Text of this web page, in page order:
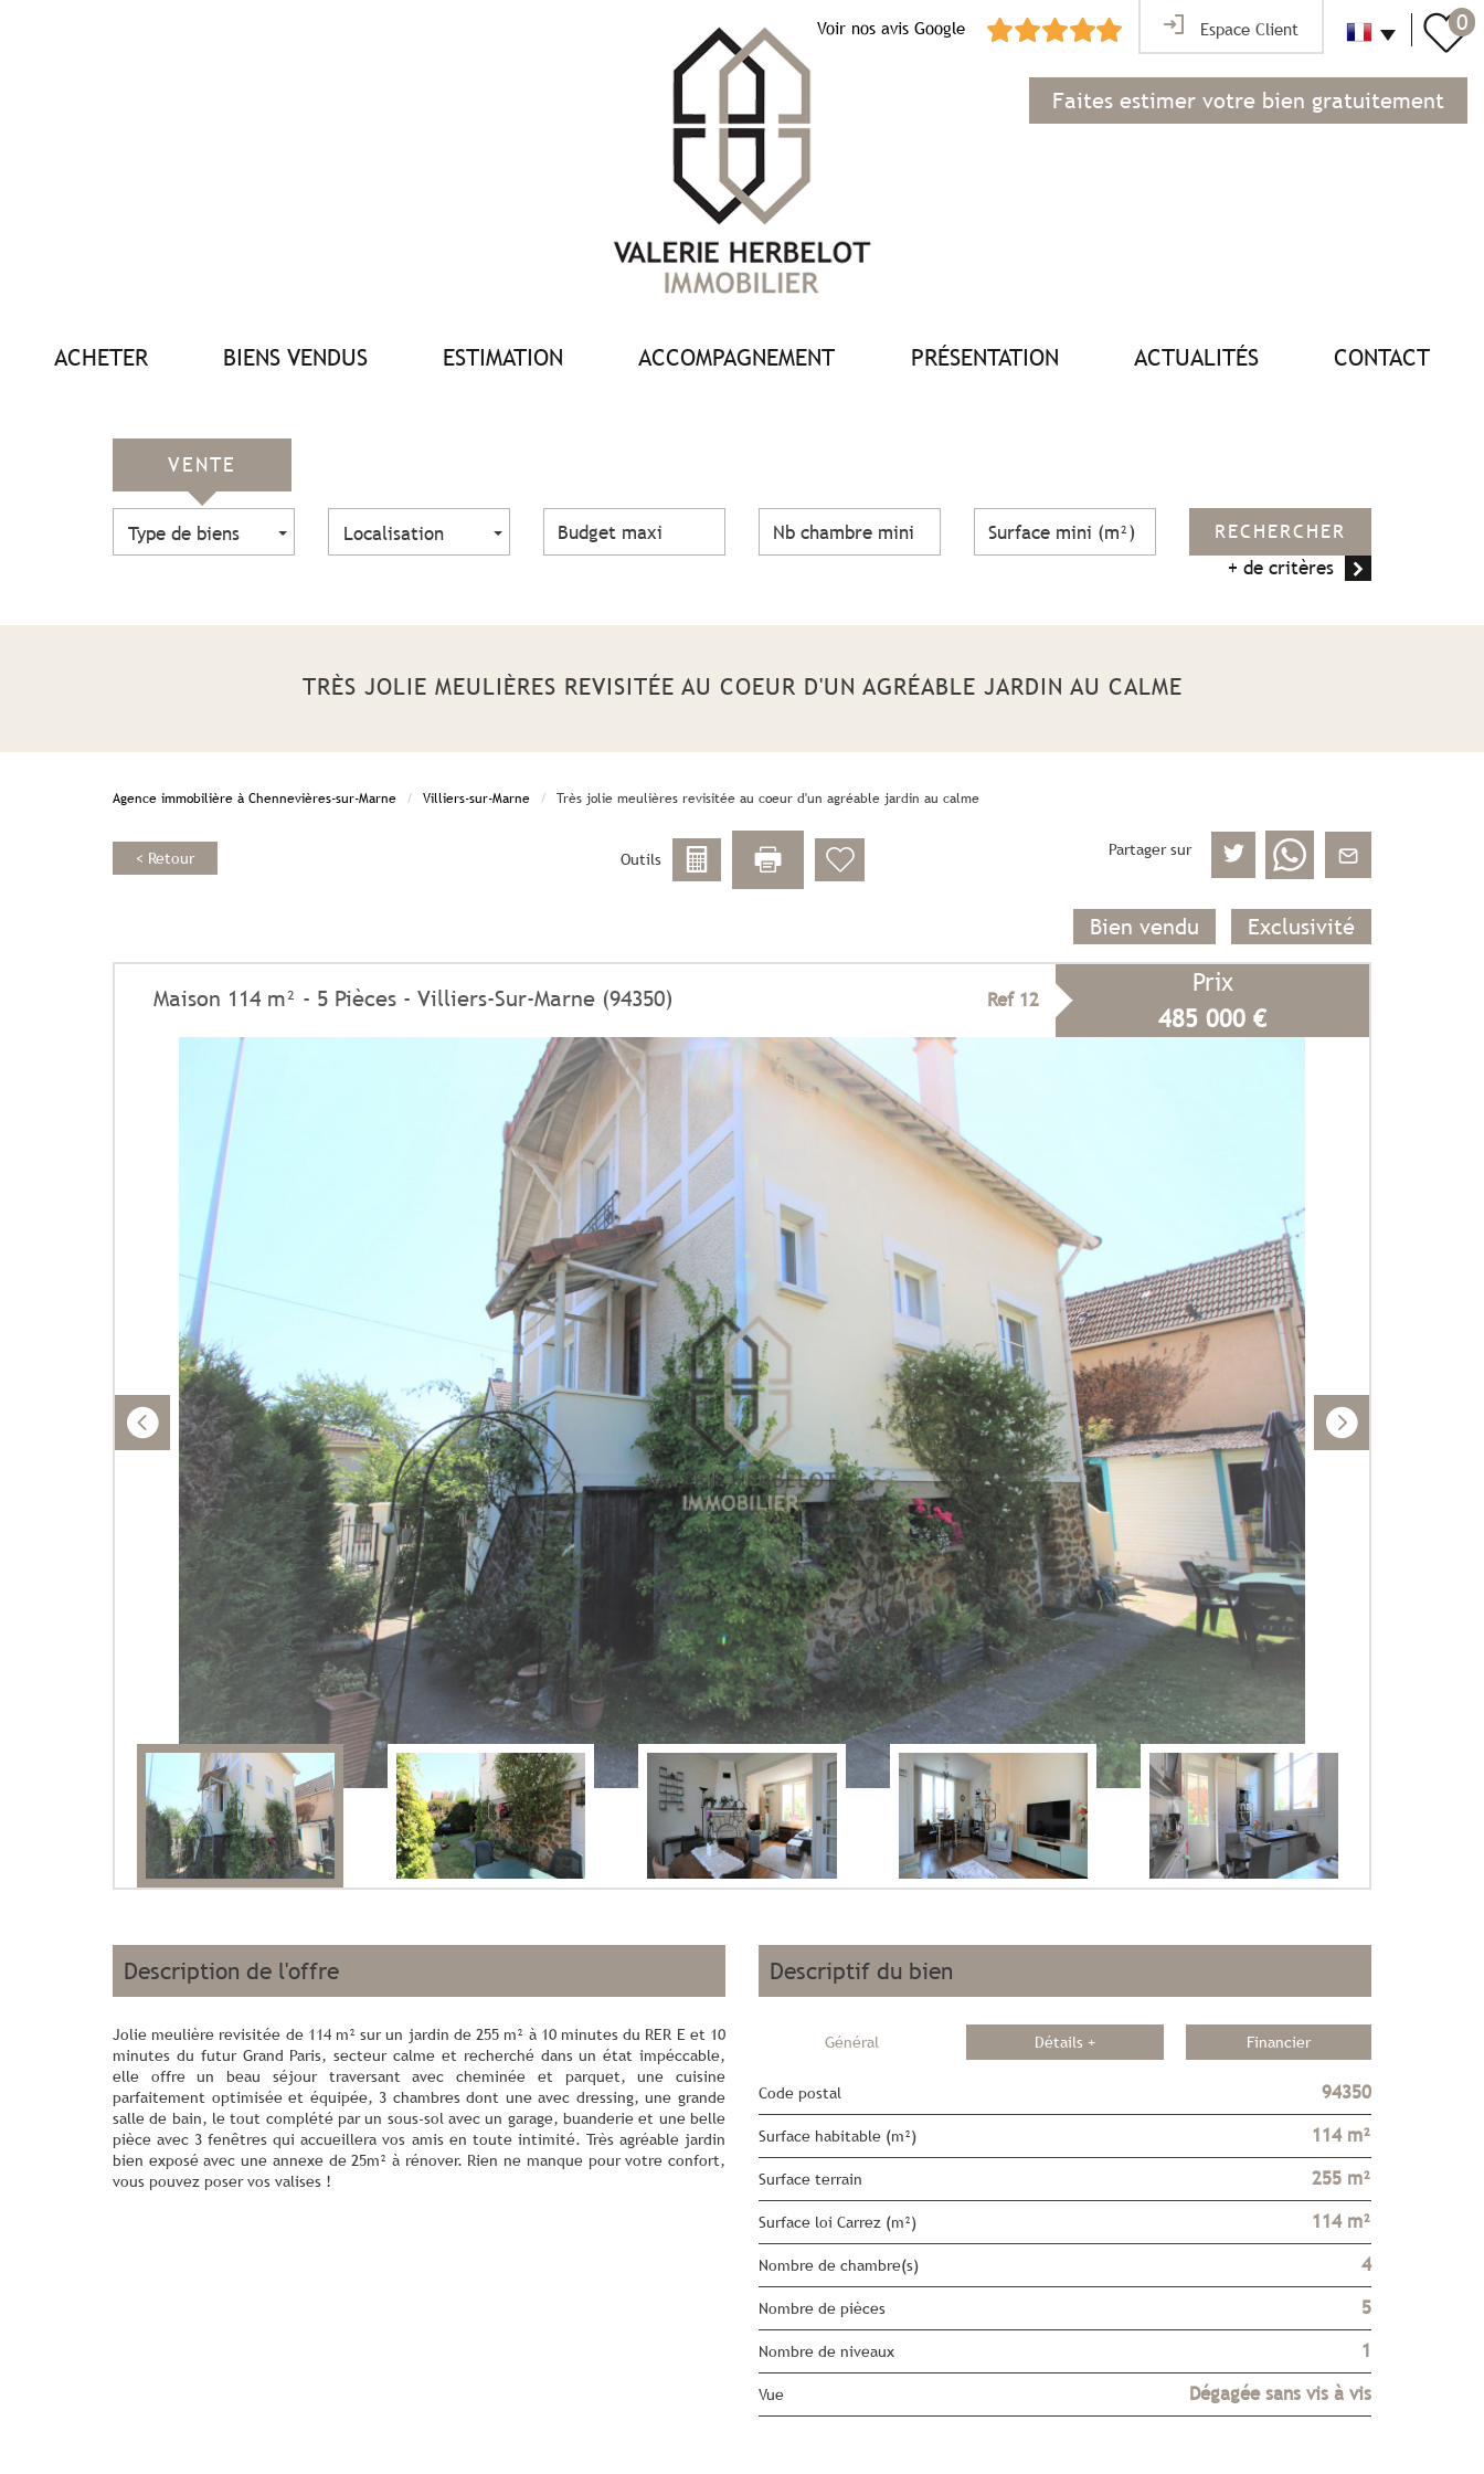
Espace Client
Voir nos avis Google
Faites estimer votre bien gratuitement
0
ACHETER BIENS VENDUS ESTIMATION ACCOMPAGNEMENT PRÉSENTATION ACTUALITÉS CONTACT
VENTE
Type de biens Localisation
RECHERCHER
+ de critères
TRÈS JOLIE MEULIÈRES REVISITÉE AU COEUR D'UN AGRÉABLE JARDIN AU CALME
Agence immobilière à Chennevières-sur-Marne Villiers-sur-Marne Très jolie meulières revisitée au coeur d'un agréable jardin au calme
< Retour Outils
Partager sur
Bien vendu Exclusivité
Maison 114 m² - 5 Pièces - Villiers-Sur-Marne (94350) Ref 12
Prix
485 000 €
description de l'offre
Jolie meulière revisitée de 114 m² sur un jardin de 255 m² à 10 minutes du RER E et 10
minutes du futur Grand Paris, secteur calme et recherché dans un état impéccable,
elle offre un beau séjour traversant avec cheminée et parquet, une cuisine
parfaitement optimisée et équipée, 3 chambres dont une avec dressing, une grande
salle de bain, le tout complété par un sous-sol avec un garage, buanderie et une belle
pièce avec 3 fenêtres qui accueillera vos amis en toute intimité. Très agréable jardin
bien exposé avec une annexe de 25m² à rénover. Rien ne manque pour votre confort,
vous pouvez poser vos valises !
descriptif du bien
Général Détails + Financier
Code postal 94350
Surface habitable (m²) 114 m²
surface terrain 255 m²
Surface loi Carrez (m²) 114 m²
Nombre de chambre(s) 4
Nombre de pièces 5
Nombre de niveaux 1
Vue Dégagée sans vis à vis